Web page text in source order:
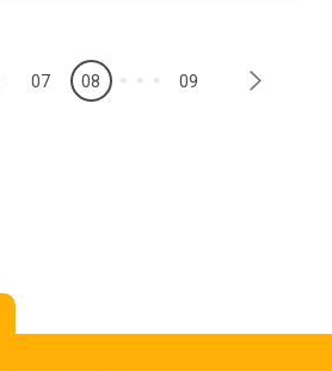
07 08 09